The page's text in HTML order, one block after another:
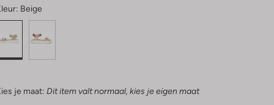
Beige
je maat: Dit item valt normaal, kies je eigen maat